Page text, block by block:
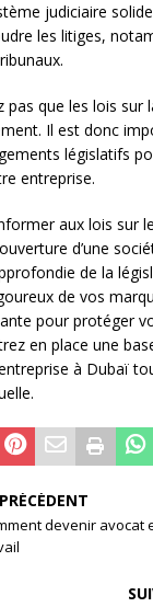
judiciaire
les litiges,
pas que les lois
Il est donc
législatifs
entreprise.
aux lois sur
d’une
de la
de vos
pour protéger
en place une
à Dubaï
PRÉCÉDENT
devenir avocat